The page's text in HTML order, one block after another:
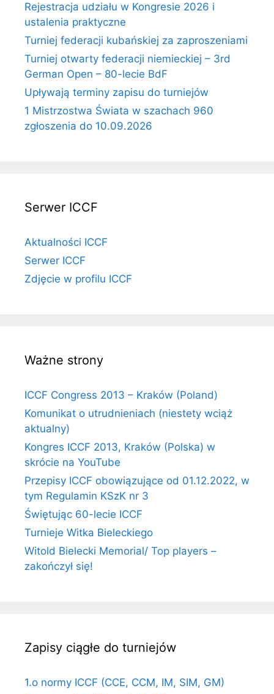
Rejestracja udziału w Kongresie 2026 i
ustalenia praktyczne
Turniej federacji kubańskiej za zaproszeniami
Turniej otwarty federacji niemieckiej – 3rd
German Open – 80-lecie BdF
Upływają terminy zapisu do turniejów
1 Mistrzostwa Świata w szachach 960
zgłoszenia do 10.09.2026
Serwer ICCF
Aktualności ICCF
Serwer ICCF
Zdjęcie w profilu ICCF
Ważne strony
ICCF Congress 2013 – Kraków (Poland)
Komunikat o utrudnieniach (niestety wciąż
aktualny)
Kongres ICCF 2013, Kraków (Polska) w
skrócie na YouTube
Przepisy ICCF obowiązujące od 01.12.2022, w
tym Regulamin KSzK nr 3
Świętując 60-lecie ICCF
Turnieje Witka Bieleckiego
Witold Bielecki Memorial/ Top players –
zakończył się!
Zapisy ciągłe do turniejów
1.o normy ICCF (CCE, CCM, IM, SIM, GM)